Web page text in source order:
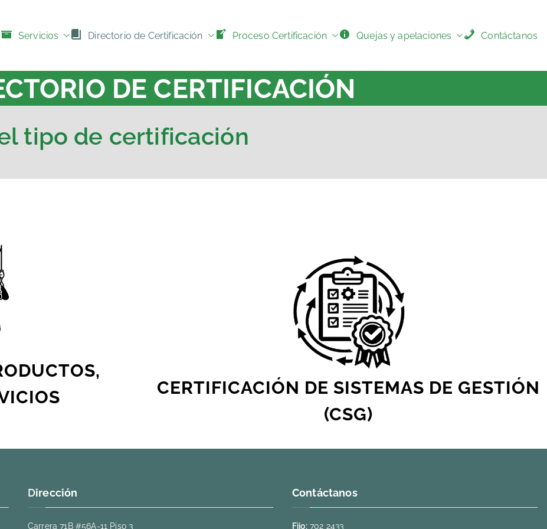
Servicios Directorio de Certificación Proceso Certificación Quejas y apelaciones Contáctanos
DE CERTIFICACIÓN
tipo de certificación
CERTIFICACIÓN DE SISTEMAS DE GESTIÓN
(CSG)
Dirección
Carrera 71B #56A-11 Piso 3
Contáctanos
Fijo:702 2433